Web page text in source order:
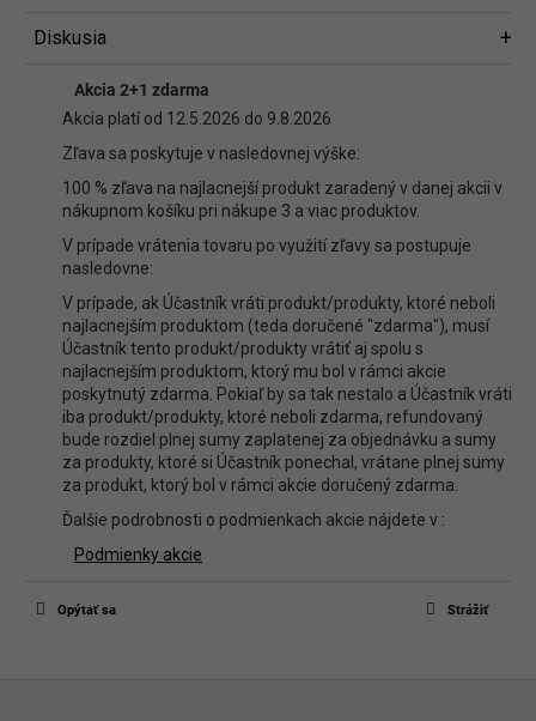
Akcia 2+1 zdarma
Akcia platí od 12.5.2026 do 9.8.2026
Zľava sa poskytuje v nasledovnej výške:
100 % zľava na najlacnejší produkt zaradený v danej akcii v
nákupnom košíku pri nákupe 3 a viac produktov.
V prípade vrátenia tovaru po využití zľavy sa postupuje
nasledovne:
V prípade, ak Účastník vráti produkt/produkty, ktoré neboli
najlacnejším produktom (teda doručené "zdarma"), musí
Účastník tento produkt/produkty vrátiť aj spolu s
najlacnejším produktom, ktorý mu bol v rámci akcie
poskytnutý zdarma. Pokiaľ by sa tak nestalo a Účastník vráti
iba produkt/produkty, ktoré neboli zdarma, refundovaný
bude rozdiel plnej sumy zaplatenej za objednávku a sumy
za produkty, ktoré si Účastník ponechal, vrátane plnej sumy
za produkt, ktorý bol v rámci akcie doručený zdarma.
Ďalšie podrobnosti o podmienkach akcie nájdete v :
Podmienky akcie
Opýtať sa Strážiť
Diskusia
Diskusia
Buďte prvý, kto napíše príspevok k tejto položke.
Len registrovaní používatelia môžu pridávať príspevky. Prosím
alebo sazaregistrujte.